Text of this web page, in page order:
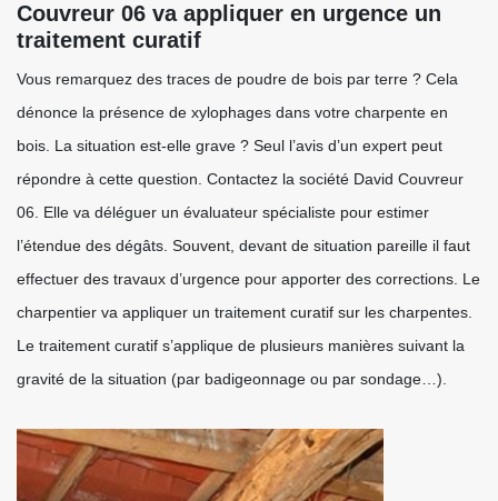
Couvreur 06 va appliquer en urgence un
traitement curatif
Vous remarquez des traces de poudre de bois par terre ? Cela
dénonce la présence de xylophages dans votre charpente en
bois. La situation est-elle grave ? Seul l’avis d’un expert peut
répondre à cette question. Contactez la société David Couvreur
06. Elle va déléguer un évaluateur spécialiste pour estimer
l’étendue des dégâts. Souvent, devant de situation pareille il faut
effectuer des travaux d’urgence pour apporter des corrections. Le
charpentier va appliquer un traitement curatif sur les charpentes.
Le traitement curatif s’applique de plusieurs manières suivant la
gravité de la situation (par badigeonnage ou par sondage…).